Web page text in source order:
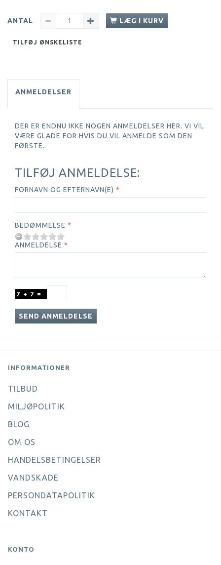
ANTAL LÆG I KURV
TILFØJ ØNSKELISTE
ANMELDELSER
DER ER ENDNU IKKE NOGEN ANMELDELSER HER. VI VIL
VÆRE GLADE FOR HVIS DU VIL ANMELDE SOM DEN
FØRSTE.
TILFØJ ANMELDELSE:
FORNAVN OG EFTERNAVN(E)
BEDØMMELSE
ANMELDELSE
SEND ANMELDELSE
INFORMATIONER
TILBUD
MILJØPOLITIK
BLOG
OM OS
HANDELSBETINGELSER
VANDSKADE
PERSONDATAPOLITIK
KONTAKT
KONTO